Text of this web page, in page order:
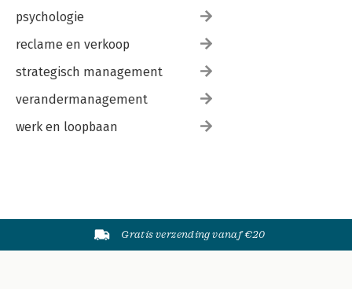
psychologie
reclame en verkoop
strategisch management
verandermanagement
werk en loopbaan
Gratis verzending vanaf €20